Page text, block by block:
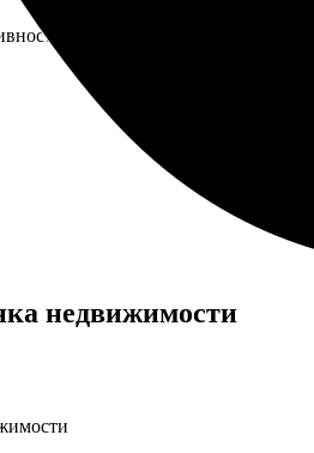
рынка недвижимости
недвижимости